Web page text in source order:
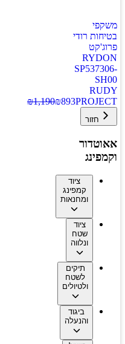
משקפי
בטיחות רודי
פרוג'קט
RYDON
SP537306-
SH00
RUDY
PROJECT
₪893
₪1,190
חזור
אאוטדור
וקמפינג
ציוד
קמפינג
ומחנאות
ציוד
שטח
ונלווה
תיקים
לשטח
ולטיולים
ביגוד
והנעלה